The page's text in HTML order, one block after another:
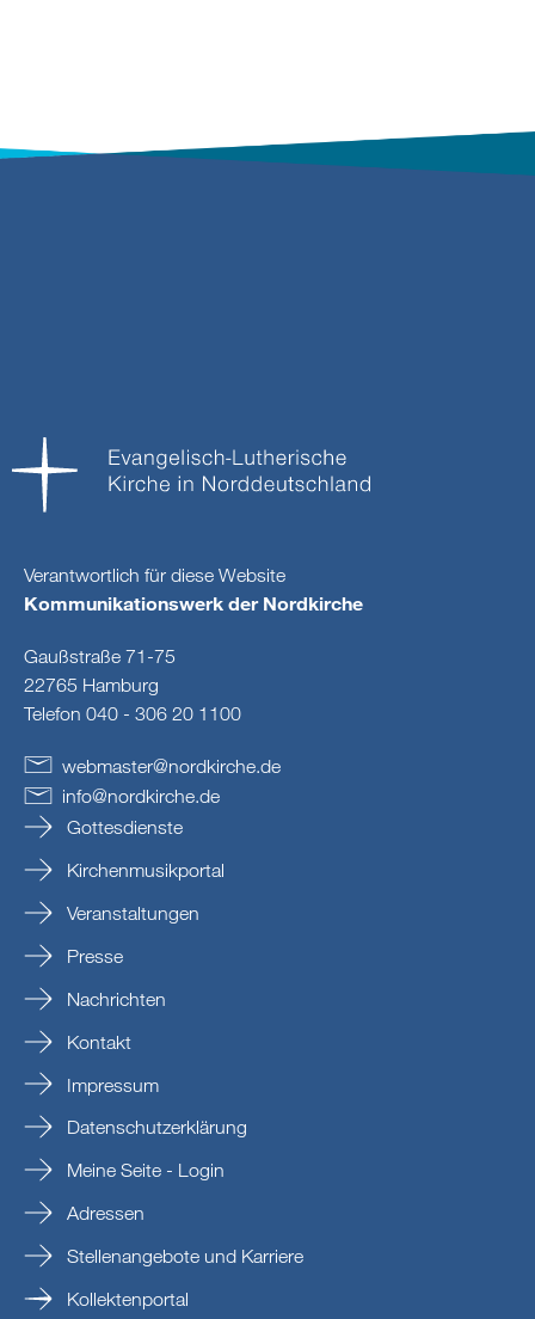
Verantwortlich für diese Website
Kommunikationswerk der Nordkirche
Gaußstraße 71-75
22765 Hamburg
Telefon 040 - 306 20 1100
webmaster@nordkirche de
info@nordkirche.de
Gottesdienste
Kirchenmusikportal
Veranstaltungen
Presse
Nachrichten
Kontakt
Impressum
Datenschutzerklärung
Meine Seite - Login
Adressen
Stellenangebote und Karriere
Kollektenportal